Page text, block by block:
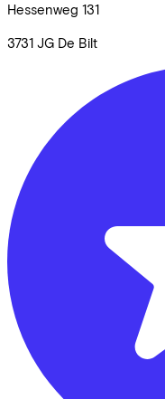
Hessenweg 131
3731 JG De Bilt